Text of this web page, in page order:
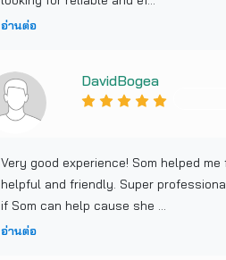
อ่านต่อ
DavidBogea
Very good experience! Som helped
helpful and friendly. Super
if Som can help cause she ...
อ่านต่อ